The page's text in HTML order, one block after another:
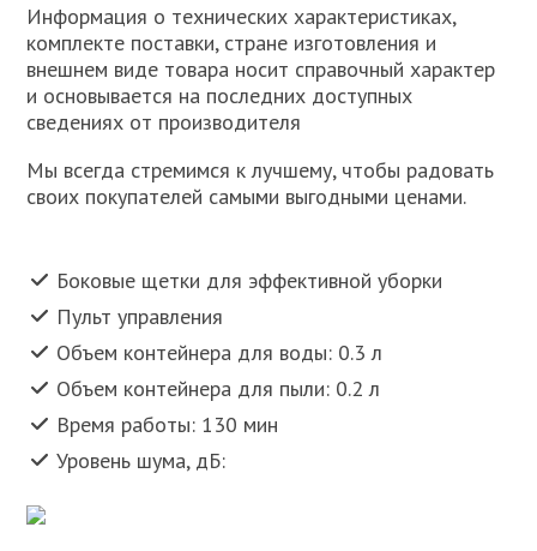
Информация о технических характеристиках,
комплекте поставки, стране изготовления и
внешнем виде товара носит справочный характер
и основывается на последних доступных
сведениях от производителя
Мы всегда стремимся к лучшему, чтобы радовать
своих покупателей самыми выгодными ценами.
Боковые щетки для эффективной уборки
Пульт управления
Объем контейнера для воды: 0.3 л
Объем контейнера для пыли: 0.2 л
Время работы: 130 мин
Уровень шума, дБ: